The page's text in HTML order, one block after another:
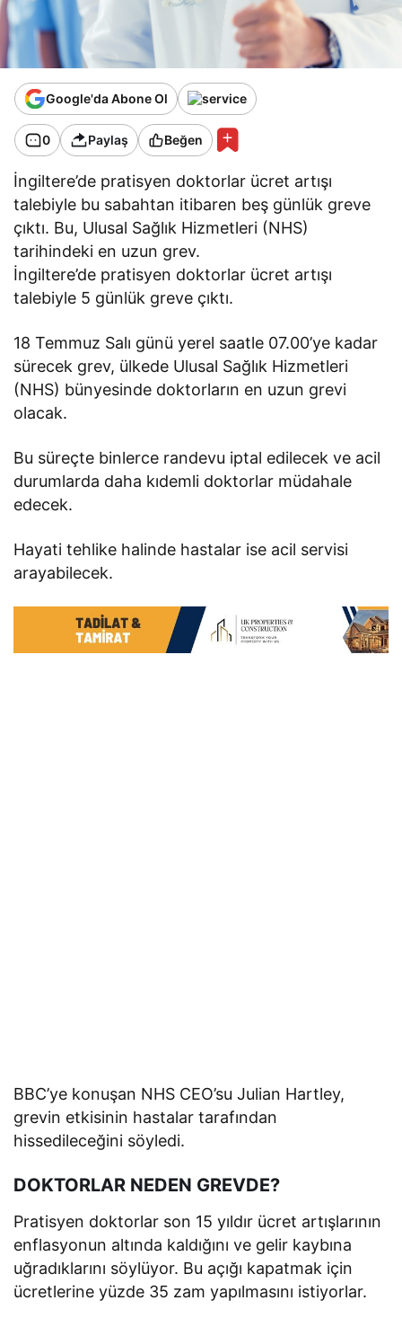
Google'da Abone Ol
0 Paylaş Beğen
İngiltere’de pratisyen doktorlar ücret artışı
talebiyle bu sabahtan itibaren beş günlük greve
çıktı. Bu, Ulusal Sağlık Hizmetleri (NHS)
tarihindeki en uzun grev.
İngiltere’de pratisyen doktorlar ücret artışı
talebiyle 5 günlük greve çıktı.
18 Temmuz Salı günü yerel saatle 07.00’ye kadar
sürecek grev, ülkede Ulusal Sağlık Hizmetleri
(NHS) bünyesinde doktorların en uzun grevi
olacak.
Bu süreçte binlerce randevu iptal edilecek ve acil
durumlarda daha kıdemli doktorlar müdahale
edecek.
Hayati tehlike halinde hastalar ise acil servisi
arayabilecek.
BBC’ye konuşan NHS CEO’su Julian Hartley,
grevin etkisinin hastalar tarafından
hissedileceğini söyledi.
DOKTORLAR NEDEN GREVDE?
Pratisyen doktorlar son 15 yıldır ücret artışlarının
enflasyonun altında kaldığını ve gelir kaybına
uğradıklarını söylüyor. Bu açığı kapatmak için
ücretlerine yüzde 35 zam yapılmasını istiyorlar.